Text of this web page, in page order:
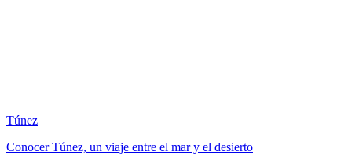
Túnez
Conocer Túnez, un viaje entre el mar y el desierto